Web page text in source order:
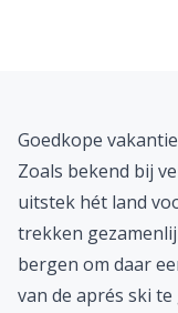
Goedkope
Zoals bekend bij
uitstek hét land
trekken
bergen om daar
van de aprés ski